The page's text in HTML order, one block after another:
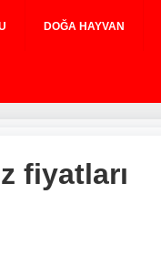
DOĞA HAYVAN
fiyatları